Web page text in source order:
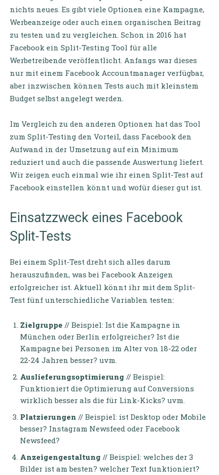
nichts neues. Es gibt viele Optionen eine Kampagne,
Werbeanzeige oder auch einen organischen Beitrag
zu testen und zu vergleichen. Schon in 2016 hat
Facebook ein Split-Testing Tool für alle
Werbetreibende veröffentlicht. Anfangs war dieses
nur mit einem Facebook Accountmanager verfügbar,
aber inzwischen können Tests auch mit kleinstem
Budget selbst angelegt werden.
Im Vergleich zu den anderen Optionen hat das Tool
zum Split-Testing den Vorteil, dass Facebook den
Aufwand in der Umsetzung auf ein Minimum
reduziert und auch die passende Auswertung liefert.
Wir zeigen euch einmal wie ihr einen Split-Test auf
Facebook einstellen könnt und wofür dieser gut ist.
Einsatzzweck eines Facebook
Split-Tests
Bei einem Split-Test dreht sich alles darum
herauszufinden, was bei Facebook Anzeigen
erfolgreicher ist. Aktuell könnt ihr mit dem Split-
Test fünf unterschiedliche Variablen testen:
Zielgruppe // Beispiel: Ist die Kampagne in
München oder Berlin erfolgreicher? Ist die
Kampagne bei Personen im Alter von 18-22 oder
22-24 Jahren besser? uvm.
Auslieferungsoptimierung // Beispiel:
Funktioniert die Optimierung auf Conversions
wirklich besser als die für Link-Kicks? uvm.
Platzierungen // Beispiel: ist Desktop oder Mobile
besser? Instagram Newsfeed oder Facebook
Newsfeed?
Anzeigengestaltung // Beispiel: welches der 3
Bilder ist am besten? welcher Text funktioniert?